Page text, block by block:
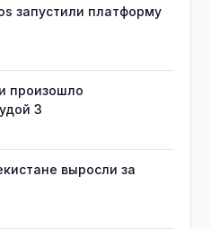
запустили платформу
произошло
3
выросли за